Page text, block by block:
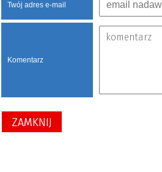
Twój adres e-mail
Komentarz